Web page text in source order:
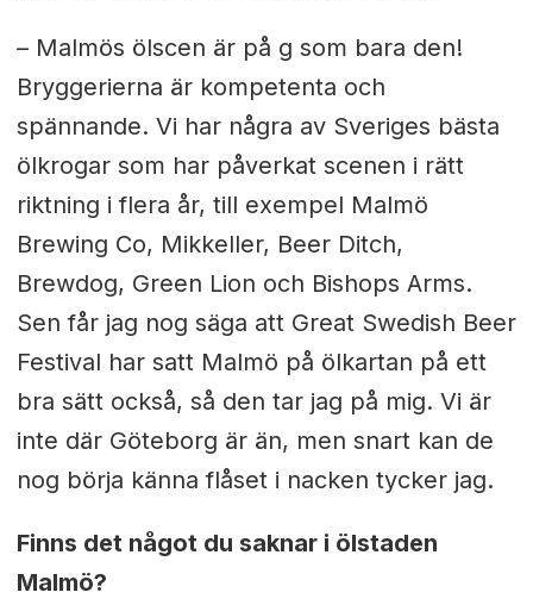
– Malmös ölscen är på g som bara den!
Bryggerierna är kompetenta och
spännande. Vi har några av Sveriges bästa
ölkrogar som har påverkat scenen i rätt
riktning i flera år, till exempel Malmö
Brewing Co, Mikkeller, Beer Ditch,
Brewdog, Green Lion och Bishops Arms.
Sen får jag nog säga att Great Swedish Beer
Festival har satt Malmö på ölkartan på ett
bra sätt också, så den tar jag på mig. Vi är
inte där Göteborg är än, men snart kan de
nog börja känna flåset i nacken tycker jag.
Finns det något du saknar i ölstaden
Malmö?